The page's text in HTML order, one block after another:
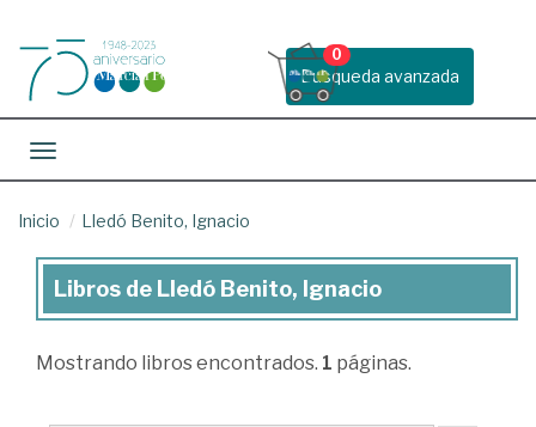
Busqueda avanzada
0
Toggle navigation
Inicio Lledó Benito, Ignacio
Libros
Lledó
Libros de Lledó Benito, Ignacio
Mostrando libros encontrados. 1 páginas.